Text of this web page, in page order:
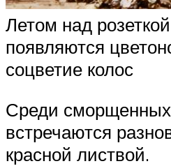
Летом над
появляются
соцветие колос
Среди
встречаются
красной листвой.